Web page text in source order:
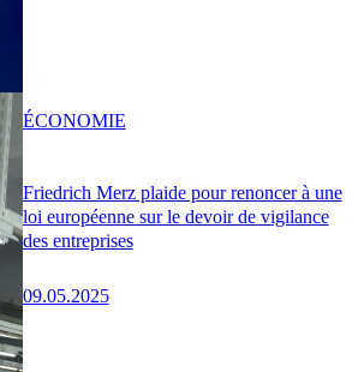
Friedrich Merz plaide pour renoncer à une
loi européenne sur le devoir de vigilance
des entreprises
09.05.2025
ÉCONOMIE